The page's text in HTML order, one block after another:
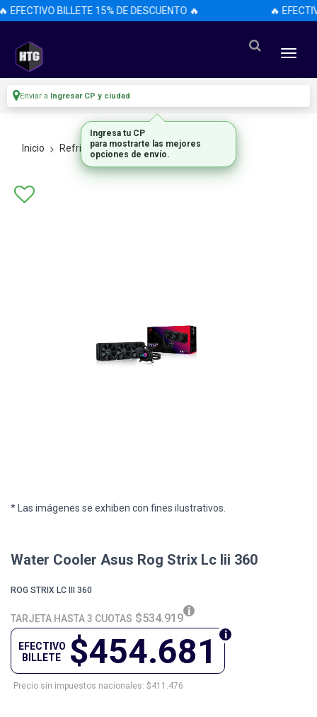
EFECTIVO BILLETE 15% DE DESCUENTO 🔥 🔥
Enviar a Ingresar CP y ciudad
Inicio Refrigeracion Aire
* Las imágenes se exhiben con fines ilustrativos.
Water Cooler Asus Rog Strix Lc Iii 360
ROG STRIX LC III 360
TARJETA HASTA 3 CUOTAS $534.919
$454.681
EFECTIVO
BILLETE
Precio sin impuestos nacionales: $411.476
Ingresa tu CP
para mostrarte las mejores
opciones de envío.